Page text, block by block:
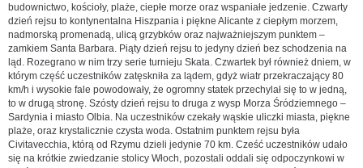
budownictwo, kościoły, plaże, ciepłe morze oraz wspaniałe jedzenie. Czwarty
dzień rejsu to kontynentalna Hiszpania i piękne Alicante z ciepłym morzem,
nadmorską promenadą, ulicą grzybków oraz najważniejszym punktem –
zamkiem Santa Barbara. Piąty dzień rejsu to jedyny dzień bez schodzenia na
ląd. Rozegrano w nim trzy serie turnieju Skata. Czwartek był również dniem, w
którym część uczestników zatęskniła za lądem, gdyż wiatr przekraczający 80
km/h i wysokie fale powodowały, że ogromny statek przechylał się to w jedną,
to w drugą stronę. Szósty dzień rejsu to druga z wysp Morza Śródziemnego –
Sardynia i miasto Olbia. Na uczestników czekały wąskie uliczki miasta, piękne
plaże, oraz krystalicznie czysta woda. Ostatnim punktem rejsu była
Civitavecchia, którą od Rzymu dzieli jedynie 70 km. Cześć uczestników udało
się na krótkie zwiedzanie stolicy Włoch, pozostali oddali się odpoczynkowi w